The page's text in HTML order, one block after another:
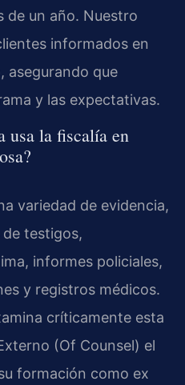
de un año. Nuestro
informados en
asegurando que
y las expectativas.
usa la fiscalía en
variedad de evidencia,
testigos,
informes policiales,
y registros médicos.
críticamente esta
(Of Counsel) el
formación como ex